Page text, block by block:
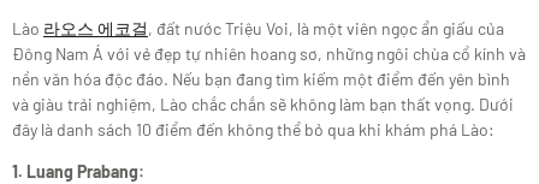
Lào 라오스 에코걸, đất nước Triệu Voi, là một viên ngọc ẩn giấu của
Đông Nam Á với vẻ đẹp tự nhiên hoang sơ, những ngôi chùa cổ kính và
nền văn hóa độc đáo. Nếu bạn đang tìm kiếm một điểm đến yên bình
và giàu trải nghiệm, Lào chắc chắn sẽ không làm bạn thất vọng. Dưới
đây là danh sách 10 điểm đến không thể bỏ qua khi khám phá Lào:
1. Luang Prabang: